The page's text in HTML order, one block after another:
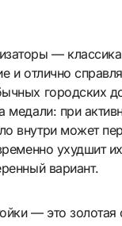
—
и отлично
городских
медали: при
внутри может
ухудшит
вариант.
— это золотая